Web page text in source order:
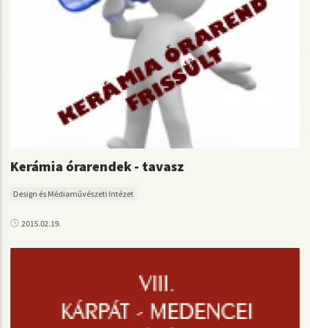
Kerámia órarendek - tavasz
Design és Médiaművészeti Intézet
2015.02.19.